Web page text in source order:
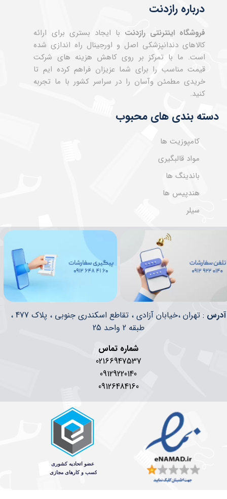
درباره رازدنت
فروشگاه اینترنتی رازدنت با ایجاد بستری برای ارائه
کالاهای دندانپزشکی اصل و اورجینال راه اندازی شده
است. ما با تمرکز بر روی کاهش هزینه های شرکت
قیمت مناسب را برای شما عزیزان فراهم کرده ایم تا
خریدی مطمئن وآسان را در سراسر کشور با ما تجربه
کنید.
دسته بندی های محبوب
کامپوزیت ها
مواد قالبگیری
باندینگ ها
هندپیس ها
سیلر
​​آدرس
: تهران ،خیابان آزادی ، تقاطع اسکندری جنوبی ، پلاک 477 ،
طبقه 2 واحد 25
شماره تماس
02166947537
09129220140
09126484160